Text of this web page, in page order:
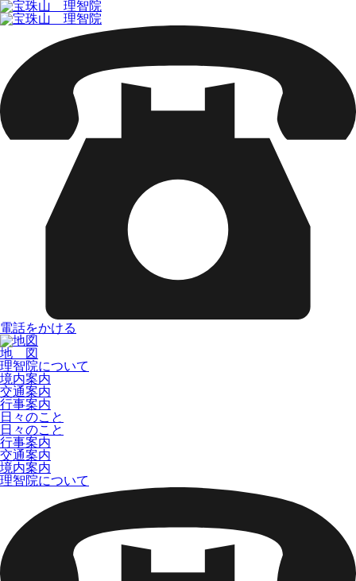
電話をかける
地 図
理智院について
境内案内
交通案内
行事案内
日々のこと
日々のこと
行事案内
交通案内
境内案内
理智院について